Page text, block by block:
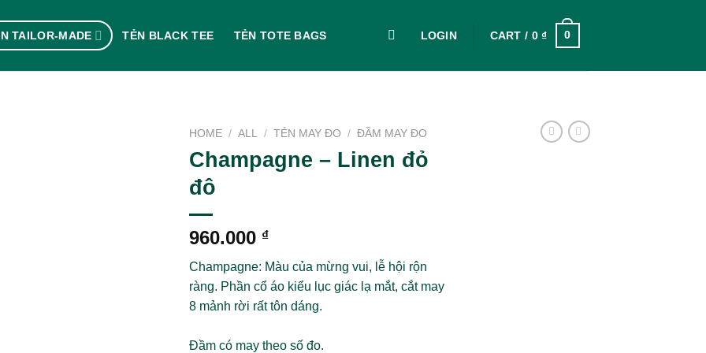
TAILOR-MADE TẺN BLACK TEE TẺN TOTE BAGS LOGIN CART / 0₫ 0
HOME / ALL / TẺN MAY ĐO / ĐẦM MAY ĐO
Champagne – Linen đỏ
đô
960.000 ₫
Champagne: Màu của mừng vui, lễ hội rộn
ràng. Phần cổ áo kiểu lục giác lạ mắt, cắt may
8 mảnh rời rất tôn dáng.
Đầm có may theo số đo.